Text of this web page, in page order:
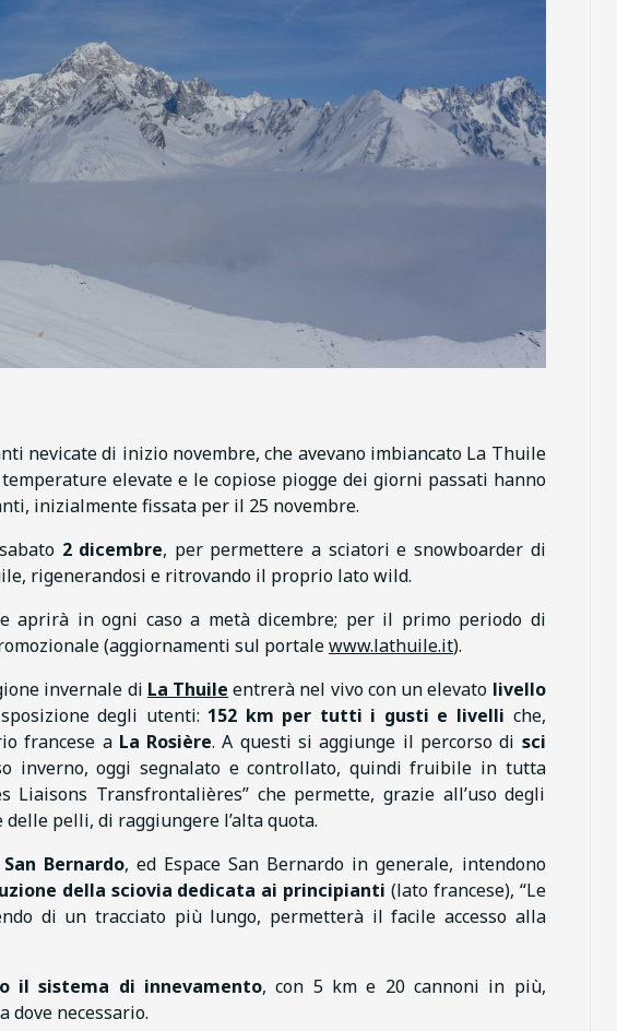
nevicate di inizio novembre, che avevano imbiancato La Thuile
elevate e le copiose piogge dei giorni passati hanno
inizialmente fissata per il 25 novembre.
2 dicembre, per permettere a sciatori e snowboarder di
rigenerandosi e ritrovando il proprio lato wild.
aprirà in ogni caso a metà dicembre; per il primo periodo di
(aggiornamenti sul portalewww.lathuile.it).
invernale di La Thuile entrerà nel vivo con un elevato livello
degli utenti: 152 km per tutti i gusti e livelli che,
francese a La Rosière. A questi si aggiunge il percorso di sci
inverno, oggi segnalato e controllato, quindi fruibile in tutta
Transfrontalières” che permette, grazie all’uso degli
pelli, di raggiungere l’alta quota.
Bernardo, ed Espace San Bernardo in generale, intendono
della sciovia dedicata ai principianti (lato francese), “Le
di un tracciato più lungo, permetterà il facile accesso alla
il sistema di innevamento, con 5 km e 20 cannoni in più,
dove necessario.